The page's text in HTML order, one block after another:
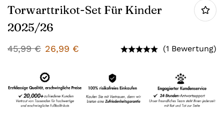
Torwarttrikot-Set Für Kinder
2025/26
45,99€ 26,99 € (1 Bewertung)